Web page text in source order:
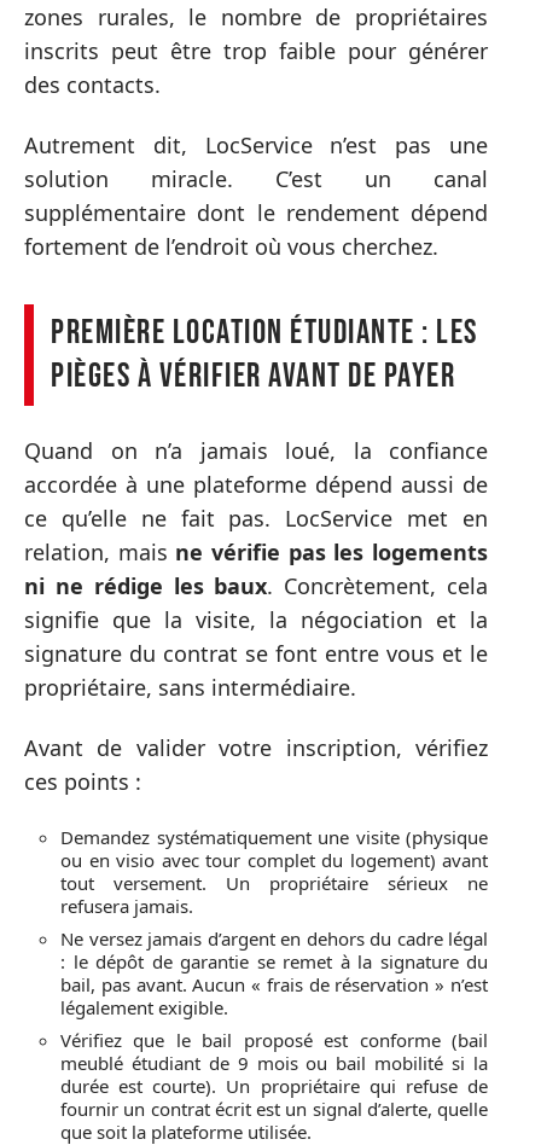
zones rurales, le nombre de propriétaires
inscrits peut être trop faible pour générer
des contacts.
Autrement dit, LocService n’est pas une
solution miracle. C’est un canal
supplémentaire dont le rendement dépend
fortement de l’endroit où vous cherchez.
Première location étudiante : les
pièges à vérifier avant de payer
Quand on n’a jamais loué, la confiance
accordée à une plateforme dépend aussi de
ce qu’elle ne fait pas. LocService met en
relation, mais ne vérifie pas les logements
ni ne rédige les baux. Concrètement, cela
signifie que la visite, la négociation et la
signature du contrat se font entre vous et le
propriétaire, sans intermédiaire.
Avant de valider votre inscription, vérifiez
ces points :
Demandez systématiquement une visite (physique
ou en visio avec tour complet du logement) avant
tout versement. Un propriétaire sérieux ne
refusera jamais.
Ne versez jamais d’argent en dehors du cadre légal
: le dépôt de garantie se remet à la signature du
bail, pas avant. Aucun « frais de réservation » n’est
légalement exigible.
Vérifiez que le bail proposé est conforme (bail
meublé étudiant de 9 mois ou bail mobilité si la
durée est courte). Un propriétaire qui refuse de
fournir un contrat écrit est un signal d’alerte, quelle
que soit la plateforme utilisée.